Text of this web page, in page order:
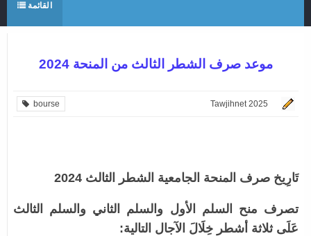
القائمة
موعد صرف الشطر الثالث من المنحة 2024
Tawjihnet 2025
bourse
تَارِيخ صرف المنحة الجامعية الشطر الثالث 2024
تصرف منح السلم الأول والسلم الثاني والسلم الثالث
عَلَى ثلاثة أشطر خِلَالَ الآجال التالية: